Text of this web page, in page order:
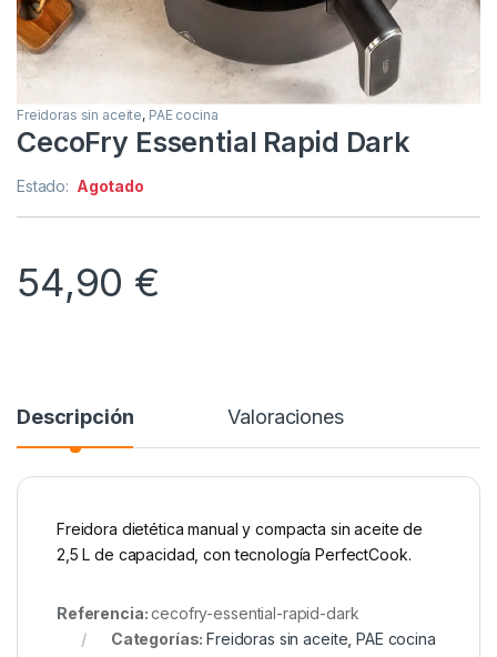
Freidoras sin aceite, PAE cocina
CecoFry Essential Rapid Dark
Estado: Agotado
54,90 €
Descripción Valoraciones
Freidora dietética manual y compacta sin aceite de
2,5 L de capacidad, con tecnología PerfectCook.
Referencia:cecofry-essential-rapid-dark
Categorías:Freidoras sin aceite ,PAE cocina